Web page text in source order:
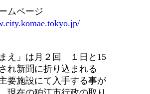
ムページ
まえ」は月２回 １日と15
れ新聞に折り込まれる
要施設にて入手する事が